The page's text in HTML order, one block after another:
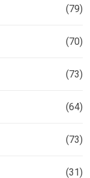
(79)
(70)
(73)
(64)
(73)
(31)